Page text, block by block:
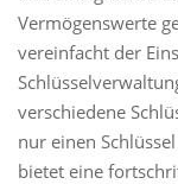
Vermögenswerte
vereinfacht der
verschiedene
nur einen
bietet eine